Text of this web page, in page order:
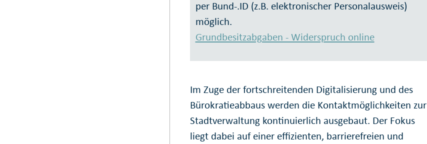
per Bund-.ID (z.B. elektronischer Personalausweis)
möglich.
Grundbesitzabgaben - Widerspruch online
Im Zuge der fortschreitenden Digitalisierung und des
Bürokratieabbaus werden die Kontaktmöglichkeiten zur
Stadtverwaltung kontinuierlich ausgebaut. Der Fokus
liegt dabei auf einer effizienten, barrierefreien und